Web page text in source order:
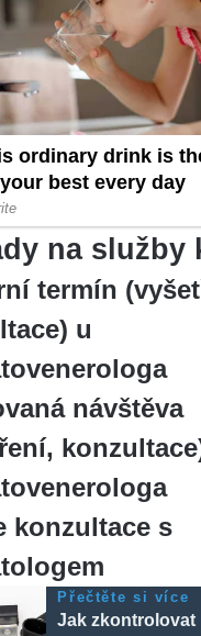
na služby
termín
u
návštěva
konzultace s
Přečtěte si více
Jak zkontrolovat